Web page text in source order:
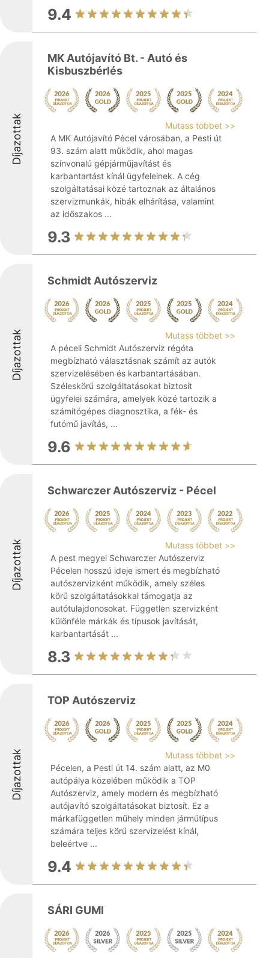
9.4
Díjazottak
MK Autójavító Bt. - Autó és
Kisbuszbérlés
Mutass többet >>
A MK Autójavító Pécel városában, a Pesti út
93. szám alatt működik, ahol magas
színvonalú gépjárműjavítást és
karbantartást kínál ügyfeleinek. A cég
szolgáltatásai közé tartoznak az általános
szervizmunkák, hibák elhárítása, valamint
az időszakos ...
9.3
Díjazottak
Schmidt Autószerviz
Mutass többet >>
A péceli Schmidt Autószerviz régóta
megbízható választásnak számít az autók
szervizelésében és karbantartásában.
Széleskörű szolgáltatásokat biztosít
ügyfelei számára, amelyek közé tartozik a
számítógépes diagnosztika, a fék- és
futómű javítás, ...
9.6
Díjazottak
Schwarczer Autószerviz - Pécel
Mutass többet >>
A pest megyei Schwarczer Autószerviz
Pécelen hosszú ideje ismert és megbízható
autószervizként működik, amely széles
körű szolgáltatásokkal támogatja az
autótulajdonosokat. Független szervizként
különféle márkák és típusok javítását,
karbantartását ...
8.3
Díjazottak
TOP Autószerviz
Mutass többet >>
Pécelen, a Pesti út 14. szám alatt, az M0
autópálya közelében működik a TOP
Autószerviz, amely modern és megbízható
autójavító szolgáltatásokat biztosít. Ez a
márkafüggetlen műhely minden járműtípus
számára teljes körű szervizelést kínál,
beleértve ...
9.4
SÁRI GUMI